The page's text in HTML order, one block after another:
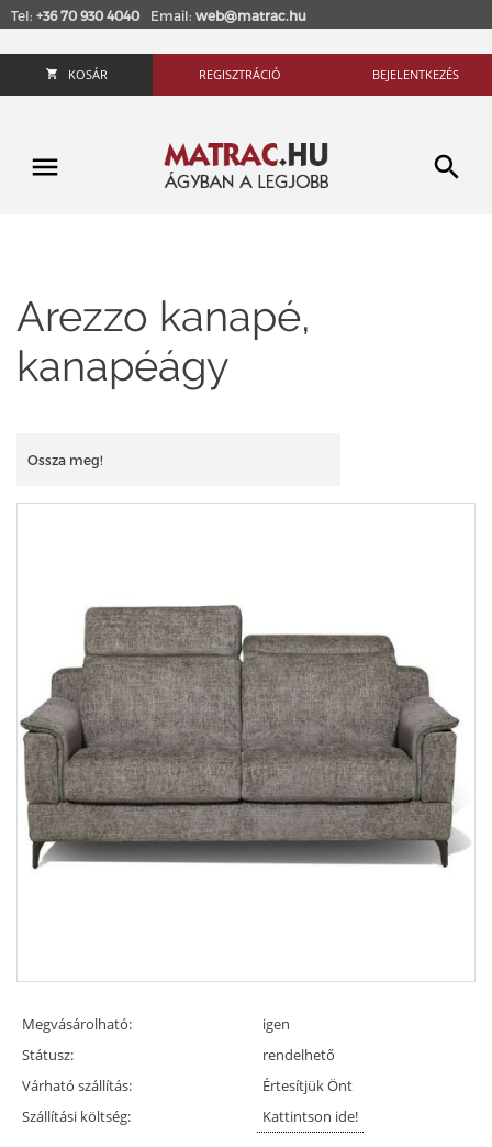
Tel: +36 70 930 4040 Email: web@matrac.hu
KOSÁR REGISZTRÁCIÓ BEJELENTKEZÉS
Arezzo kanapé,
kanapéágy
Ossza meg!
Megvásárolható:
igen
Státusz:
rendelhető
Várható szállítás:
Értesítjük Önt
Szállítási költség:
Kattintson ide!